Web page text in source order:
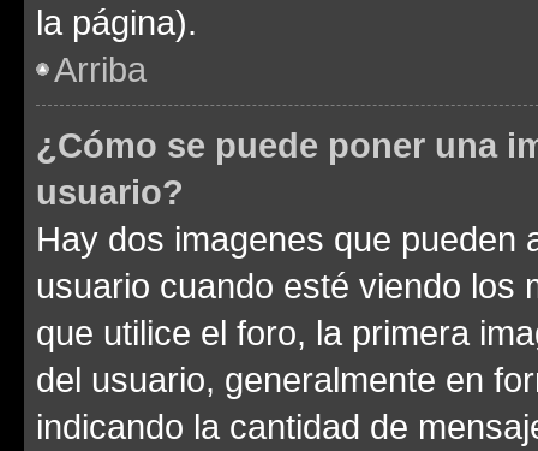
la página).
Arriba
¿Cómo se puede poner una
usuario?
Hay dos imagenes que pueden
usuario cuando esté viendo los
que utilice el foro, la primera
del usuario, generalmente en
indicando la cantidad de